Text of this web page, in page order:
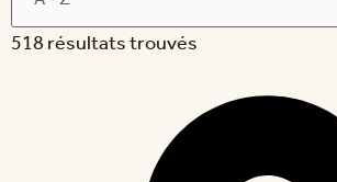
518 résultats trouvés